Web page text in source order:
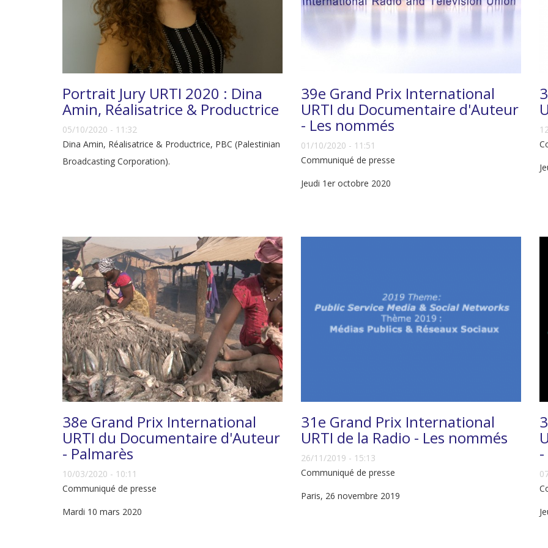
Portrait Jury URTI 2020 : Dina
Amin, Réalisatrice & Productrice
05/10/2020 - 11:32
Dina Amin, Réalisatrice & Productrice, PBC (Palestinian
Broadcasting Corporation).
39e Grand Prix International
URTI du Documentaire d'Auteur
- Les nommés
01/10/2020 - 11:51
Communiqué de presse
Jeudi 1er octobre 2020
38e Grand Prix International
URTI du Documentaire d'Auteur
- Palmarès
10/03/2020 - 10:11
Communiqué de presse
Mardi 10 mars 2020
31e Grand Prix International
URTI de la Radio - Les nommés
26/11/2019 - 15:13
Communiqué de presse
Paris, 26 novembre 2019